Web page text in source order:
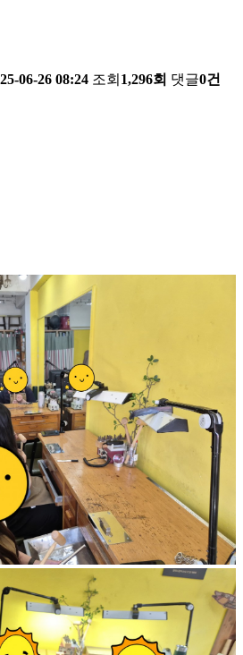
06-26 08:24 조회 1,296회 댓글0건